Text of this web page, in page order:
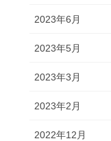
2023年6月
2023年5月
2023年3月
2023年2月
2022年12月